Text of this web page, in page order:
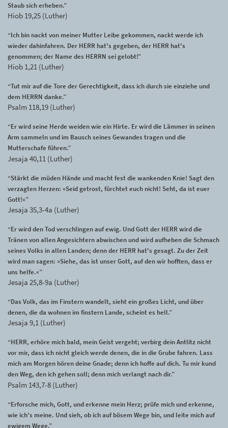
Staub sich erheben.”
Hiob 19,25 (Luther)
“Ich bin nackt von meiner Mutter Leibe gekommen, nackt werde ich
wieder dahinfahren. Der HERR hat's gegeben, der HERR hat's
genommen; der Name des HERRN sei gelobt!”
Hiob 1,21 (Luther)
“Tut mir auf die Tore der Gerechtigkeit, dass ich durch sie einziehe und
dem HERRN danke.”
Psalm 118,19 (Luther)
“Er wird seine Herde weiden wie ein Hirte. Er wird die Lämmer in seinen
Arm sammeln und im Bausch seines Gewandes tragen und die
Mutterschafe führen.”
Jesaja 40,11 (Luther)
“Stärkt die müden Hände und macht fest die wankenden Knie! Sagt den
verzagten Herzen: »Seid getrost, fürchtet euch nicht! Seht, da ist euer
Gott!«”
Jesaja 35,3-4a (Luther)
“Er wird den Tod verschlingen auf ewig. Und Gott der HERR wird die
Tränen von allen Angesichtern abwischen und wird aufheben die Schmach
seines Volks in allen Landen; denn der HERR hat's gesagt. Zu der Zeit
wird man sagen: »Siehe, das ist unser Gott, auf den wir hofften, dass er
uns helfe.«”
Jesaja 25,8-9a (Luther)
“Das Volk, das im Finstern wandelt, sieht ein großes Licht, und über
denen, die da wohnen im finstern Lande, scheint es hell.”
Jesaja 9,1 (Luther)
“HERR, erhöre mich bald, mein Geist vergeht; verbirg dein Antlitz nicht
vor mir, dass ich nicht gleich werde denen, die in die Grube fahren. Lass
mich am Morgen hören deine Gnade; denn ich hoffe auf dich. Tu mir kund
den Weg, den ich gehen soll; denn mich verlangt nach dir.”
Psalm 143,7-8 (Luther)
“Erforsche mich, Gott, und erkenne mein Herz; prüfe mich und erkenne,
wie ich's meine. Und sieh, ob ich auf bösem Wege bin, und leite mich auf
ewigem Wege.”